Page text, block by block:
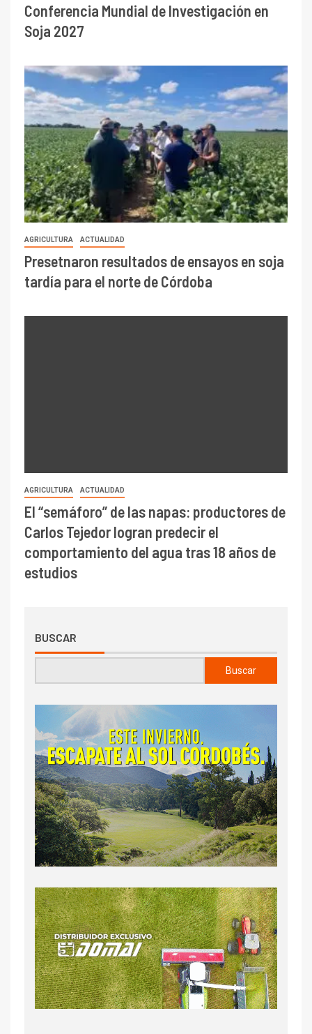
Conferencia Mundial de Investigación en
Soja 2027
AGRICULTURA ACTUALIDAD
Presetnaron resultados de ensayos en soja
tardía para el norte de Córdoba
AGRICULTURA ACTUALIDAD
El “semáforo” de las napas: productores de
Carlos Tejedor logran predecir el
comportamiento del agua tras 18 años de
estudios
BUSCAR
Buscar